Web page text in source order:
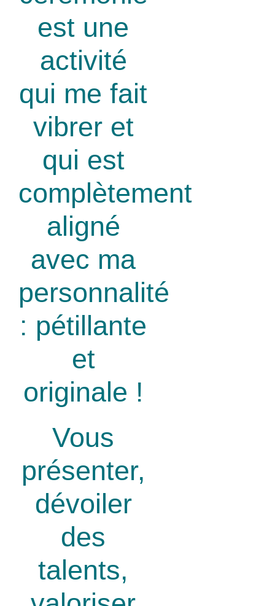
est une
activité
qui me fait
vibrer et
qui est
complètement
aligné
avec ma
personnalité
: pétillante
et
originale !
Vous
présenter,
dévoiler
des
talents,